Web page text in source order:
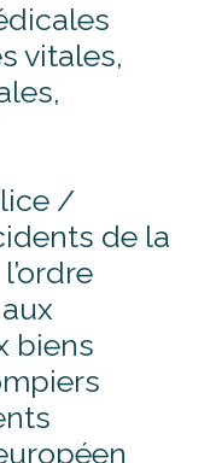
vitales,
/
de la
biens